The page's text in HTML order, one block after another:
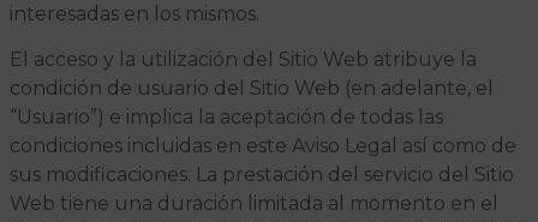
interesadas en los mismos.
El acceso y la utilización del Sitio Web atribuye la
condición de usuario del Sitio Web (en adelante, el
“Usuario”) e implica la aceptación de todas las
condiciones incluidas en este Aviso Legal así como de
sus modificaciones. La prestación del servicio del Sitio
Web tiene una duración limitada al momento en el